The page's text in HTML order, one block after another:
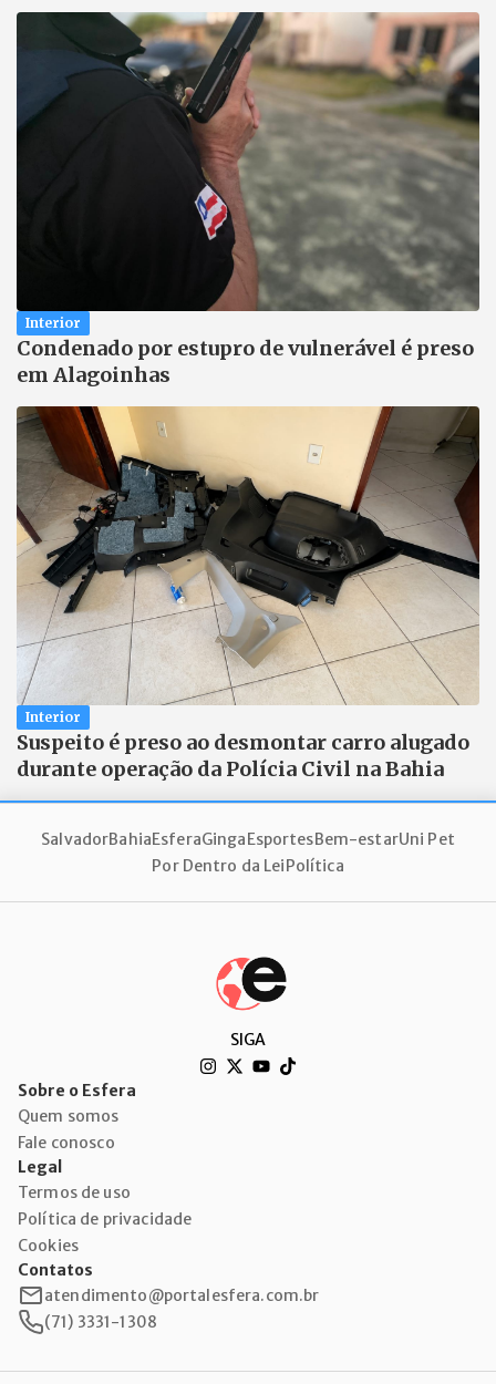
Interior
Condenado por estupro de vulnerável é preso
em Alagoinhas
Interior
Suspeito é preso ao desmontar carro alugado
durante operação da Polícia Civil na Bahia
SalvadorBahiaEsferaGingaEsportesBem-estarUni Pet
Por Dentro da LeiPolítica
SIGA
Sobre o Esfera
Quem somos
Fale conosco
Legal
Termos de uso
Política de privacidade
Cookies
Contatos
atendimento@portalesfera.com.br
(71) 3331-1308